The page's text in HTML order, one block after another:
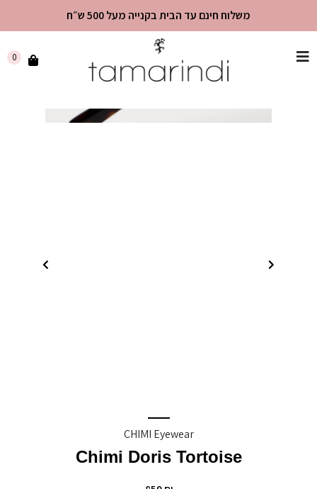
שִׂים
משלוח חינם עד הבית בקנייה מעל 500 ש״ח
0
CHIMI Eyewear
Chimi Doris Tortoise